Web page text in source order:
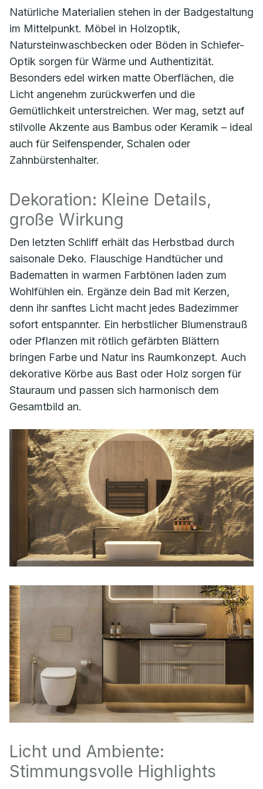
Natürliche Materialien stehen in der Badgestaltung
im Mittelpunkt. Möbel in Holzoptik,
Natursteinwaschbecken oder Böden in Schiefer-
Optik sorgen für Wärme und Authentizität.
Besonders edel wirken matte Oberflächen, die
Licht angenehm zurückwerfen und die
Gemütlichkeit unterstreichen. Wer mag, setzt auf
stilvolle Akzente aus Bambus oder Keramik – ideal
auch für Seifenspender, Schalen oder
Zahnbürstenhalter.
Dekoration: Kleine Details,
große Wirkung
Den letzten Schliff erhält das Herbstbad durch
saisonale Deko. Flauschige Handtücher und
Badematten in warmen Farbtönen laden zum
Wohlfühlen ein. Ergänze dein Bad mit Kerzen,
denn ihr sanftes Licht macht jedes Badezimmer
sofort entspannter. Ein herbstlicher Blumenstrauß
oder Pflanzen mit rötlich gefärbten Blättern
bringen Farbe und Natur ins Raumkonzept. Auch
dekorative Körbe aus Bast oder Holz sorgen für
Stauraum und passen sich harmonisch dem
Gesamtbild an.
Licht und Ambiente:
Stimmungsvolle Highlights